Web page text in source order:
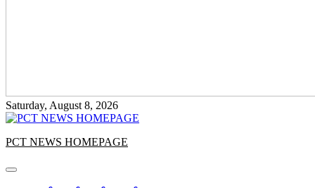
Saturday, August 8, 2026
PCT NEWS HOMEPAGE